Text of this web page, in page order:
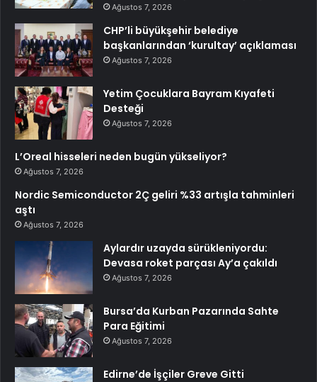
Ağustos 7, 2026
CHP’li büyükşehir belediye
başkanlarından ‘kurultay’ açıklaması
Ağustos 7, 2026
Yetim Çocuklara Bayram Kıyafeti
Desteği
Ağustos 7, 2026
L’Oreal hisseleri neden bugün yükseliyor?
Ağustos 7, 2026
Nordic Semiconductor 2Ç geliri %33 artışla tahminleri
aştı
Ağustos 7, 2026
Aylardır uzayda sürükleniyordu:
Devasa roket parçası Ay’a çakıldı
Ağustos 7, 2026
Bursa’da Kurban Pazarında Sahte
Para Eğitimi
Ağustos 7, 2026
Edirne’de İşçiler Greve Gitti